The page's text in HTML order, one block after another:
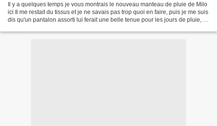
Il y a quelques temps je vous montrais le nouveau manteau de pluie de Milo
ici Il me restait du tissus et je ne savais pas trop quoi en faire, puis je me suis
dis qu'un pantalon assorti lui ferait une belle tenue pour les jours de pluie, lui